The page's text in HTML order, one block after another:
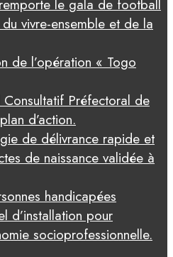
le gala de football
vivre-ensemble et de la
de l’opération « Togo
Préfectoral de
d’action.
de délivrance rapide et
de naissance validée à
handicapées
d’installation pour
socioprofessionnelle.